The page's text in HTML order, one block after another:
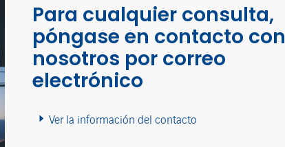
Para cualquier consulta,
póngase en contacto con
nosotros por correo
electrónico
Ver la información del contacto